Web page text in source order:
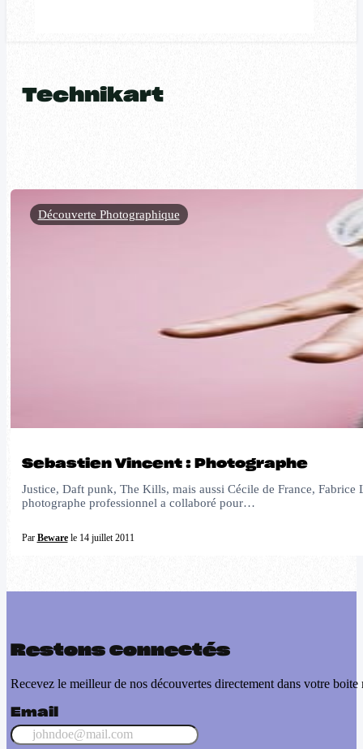
Technikart
Sebastien Vincent : Photographe
Justice, Daft punk, The Kills, mais aussi Cécile de France,
photographe professionnel a collaboré pour…
Par Bewarele 14 juillet 2011
Découverte Photographique
Restons connectés
Recevez le meilleur de nos découvertes directement dans votre boite
Email